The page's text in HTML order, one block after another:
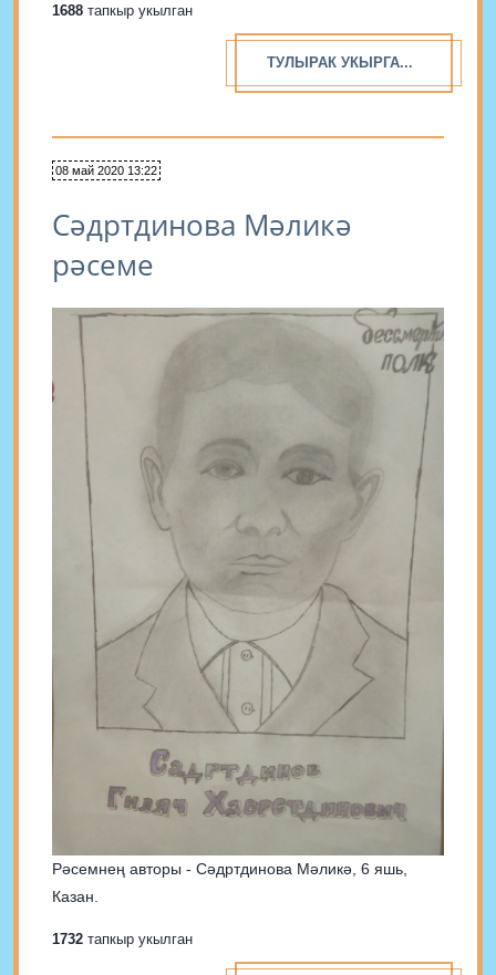
1688 тапкыр укылган
ТУЛЫРАК УКЫРГА...
08 май 2020 13:22
Сәдртдинова Мәликә
рәсеме
Рәсемнең авторы - Сәдртдинова Мәликә, 6 яшь,
Казан.
1732 тапкыр укылган